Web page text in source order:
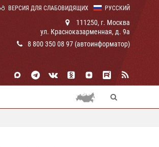
РУССКИЙ
ВЕРСИЯ ДЛЯ СЛАБОВИДЯЩИХ
111250, г. Москва
ул. Красноказарменная, д. 9а
8 800 350 08 97 (автоинформатор)